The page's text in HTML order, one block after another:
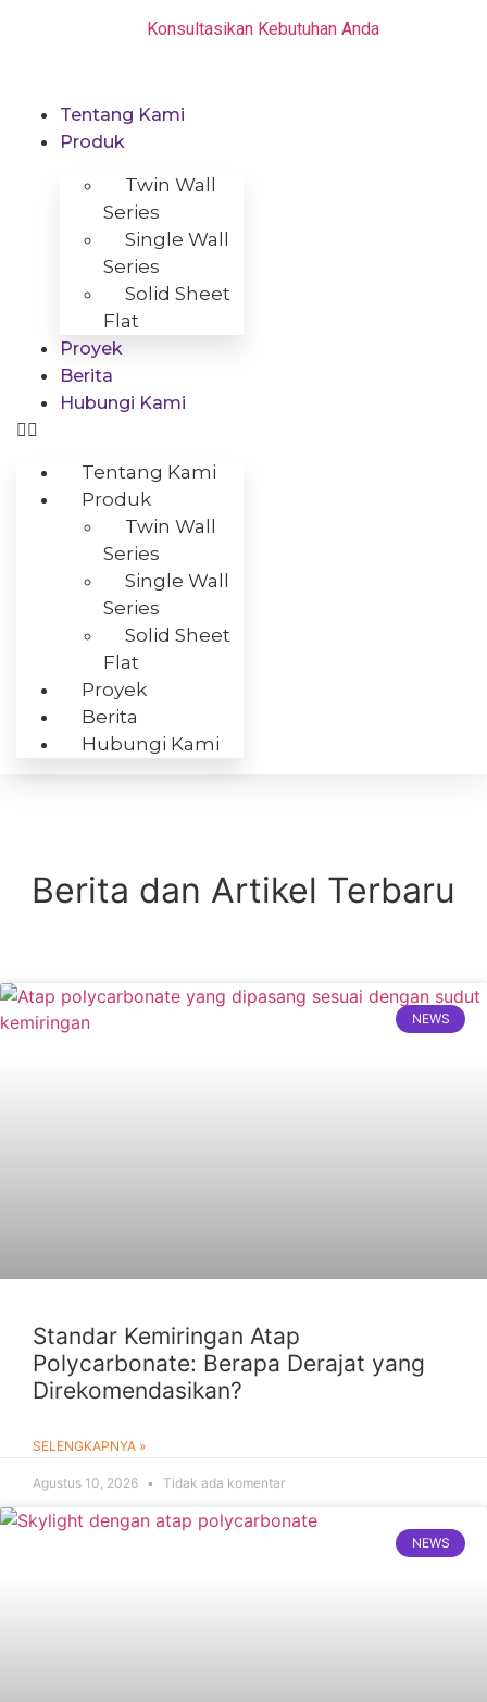
Konsultasikan Kebutuhan Anda
Tentang Kami
Produk
Twin Wall
Series
Single Wall
Series
Solid Sheet
Flat
Proyek
Berita
Hubungi Kami
Tentang Kami
Produk
Twin Wall
Series
Single Wall
Series
Solid Sheet
Flat
Proyek
Berita
Hubungi Kami
Berita dan Artikel Terbaru
NEWS
Standar Kemiringan Atap
Polycarbonate: Berapa Derajat yang
Direkomendasikan?
SELENGKAPNYA »
Agustus 10, 2026 Tidak ada komentar
NEWS